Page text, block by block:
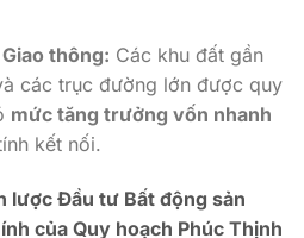
thông: Các khu đất gần
các trục đường lớn được quy
mức tăng trưởng vốn nhanh
kết nối.
lược Đầu tư Bất động sản
của Quy hoạch Phúc Thịnh